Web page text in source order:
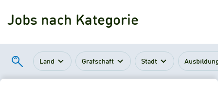
Jobs nach Kategorie
Land Grafschaft Stadt